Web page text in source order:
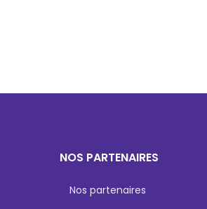
NOS PARTENAIRES
Nos partenaires